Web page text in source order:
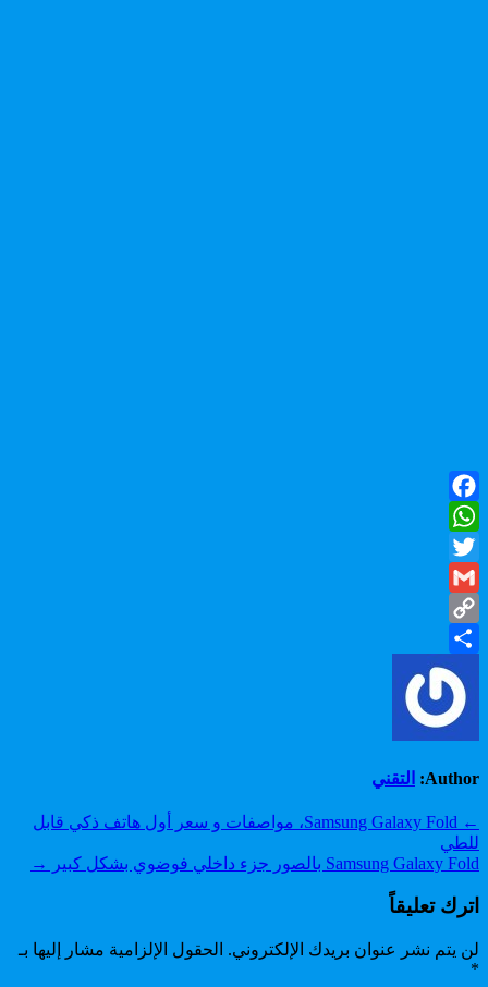
Facebook
WhatsApp
Twitter
Gmail
Copy
Link
Share
Author: التقني
تصفّح
المقالات
← Samsung Galaxy Fold، مواصفات و سعر أول هاتف ذكي قابل
للطي
Samsung Galaxy Fold بالصور جزء داخلي فوضوي بشكل كبير →
اترك تعليقاً
لن يتم نشر عنوان بريدك الإلكتروني. الحقول الإلزامية مشار إليها بـ
*